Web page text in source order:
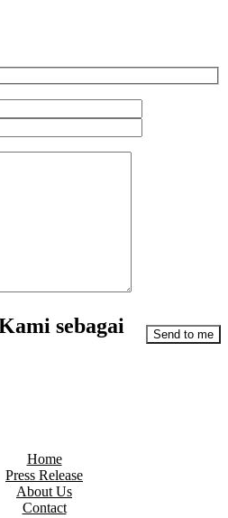
sebagai
Home
Press Release
About Us
Contact